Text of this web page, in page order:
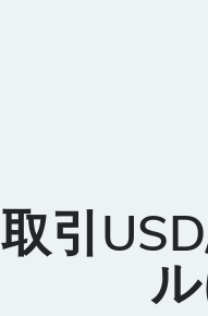
取引